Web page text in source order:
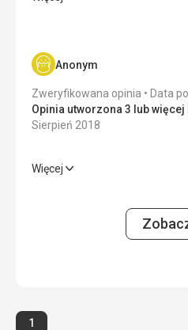
Okolica
Usługi
Anonym
Zweryfikowana opinia
Data
Opinia utworzona 3 lub więcej
Sierpień 2018
Cena
Więcej
Strona
1